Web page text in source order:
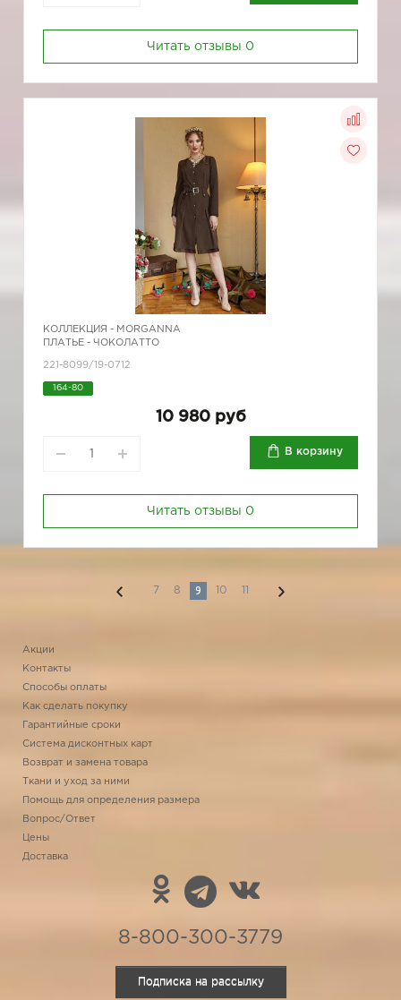
Читать отзывы 0
КОЛЛЕКЦИЯ - MORGANNA
ПЛАТЬЕ - ЧОКОЛАТТО
221-8099/19-0712
164-80
10 980 руб
В корзину
Читать отзывы 0
7 8 9 10 11
Акции
Контакты
Способы оплаты
Как сделать покупку
Гарантийные сроки
Система дисконтных карт
Возврат и замена товара
Ткани и уход за ними
Помощь для определения размера
Вопрос/Ответ
Цены
Доставка
8-800-300-3779
Подписка на рассылку